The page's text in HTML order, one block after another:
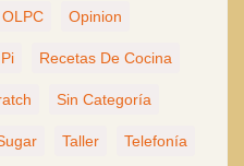
OLPC Opinion
Recetas De Cocina
Sin Categoría
Taller Telefonía